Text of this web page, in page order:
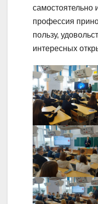
самостоятельно
профессия
пользу,
интересных